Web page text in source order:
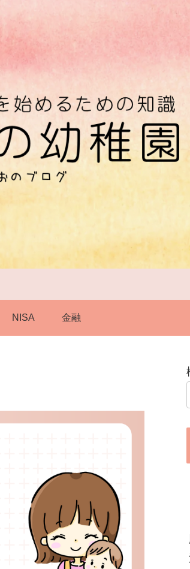
NISA 金融